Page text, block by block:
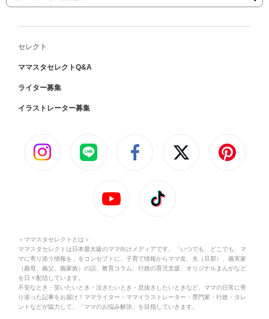
セレクト
ママスタセレクトQ&A
ライター募集
イラストレーター募集
＜ママスタセレクトとは＞
ママスタセレクトは日本最大級のママ向けメディアです。「いつでも、どこでも、マ
マに寄り添う情報を」をコンセプトに、子育て情報からママ友、夫（旦那）、義実家
（義母、義父、義家族）の話、教育コラム、行政の育児支援、オリジナルまんがなど
を日々配信しています。
不安なとき・笑いたいとき・泣きたいとき・息抜きしたいときなど、ママの日常に寄
り添った記事をお届け！ママライター・ママイラストレーター・専門家・行政・タレ
ントなどが協力して、「ママのお悩み解決」を目指していきます。